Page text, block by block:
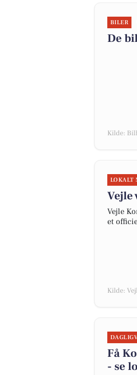
BILER
De
Kilde:
LOKALT
Vejle
Vejle
et
Kilde:
Få
- se